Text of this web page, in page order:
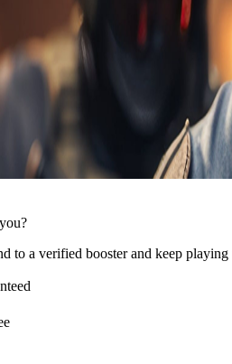
to a verified booster and keep playing